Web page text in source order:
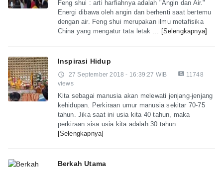
Feng shui : arti harfiahnya adalah "Angin dan Air."
Energi dibawa oleh angin dan berhenti saat bertemu
dengan air. Feng shui merupakan ilmu metafisika
China yang mengatur tata letak ... [Selengkapnya]
Inspirasi Hidup
access_time 27 September 2018 - 16:39:27 WIB pageview 11748
views
Kita sebagai manusia akan melewati jenjang-jenjang
kehidupan. Perkiraan umur manusia sekitar 70-75
tahun. Jika saat ini usia kita 40 tahun, maka
perkiraan sisa usia kita adalah 30 tahun ...
[Selengkapnya]
Berkah Utama